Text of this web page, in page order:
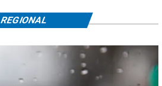
REGIONAL